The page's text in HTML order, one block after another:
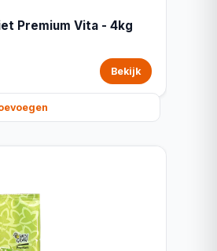
Premium Vita - 4kg
Bekijk